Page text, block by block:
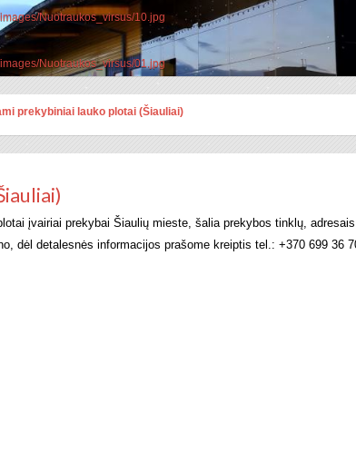
Nuotraukos_virsus/10.jpg
Nuotraukos_virsus/01.jpg
prekybiniai lauko plotai (Šiauliai)
įvairiai prekybai Šiaulių mieste, šalia prekybos tinklų,
dėl detalesnės informacijos prašome kreiptis tel.: +370 699 36